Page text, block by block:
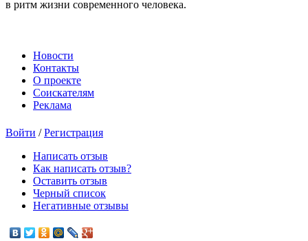
в ритм жизни современного человека.
Новости
Контакты
О проекте
Соискателям
Реклама
Войти /Регистрация
Написать отзыв
Как написать отзыв?
Оставить отзыв
Черный список
Негативные отзывы